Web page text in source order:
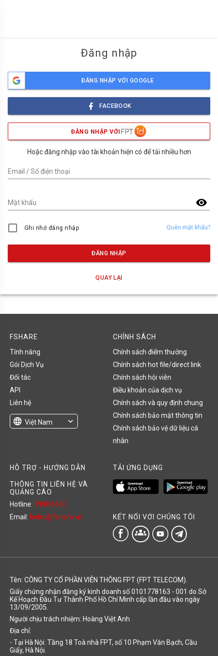
Đăng nhập
ĐĂNG NHẬP VỚI GOOGLE
FACEBOOK
ĐĂNG NHẬP VỚI
Hoặc đăng nhập vào tài khoản hiện có để tải nhiều hơn
Email / Số điện thoại
visibility
Mật khẩu
Ghi nhớ đăng nhập Quên mật khẩu?
ĐĂNG NHẬP
QUAY LẠI
FSHARE
Tính năng
Gói Dịch Vụ
Đối tác
API
Liên hệ
language Việt Nam
expand_more
CHÍNH SÁCH
Chính sách điểm thưởng
Chính sách hot file/direct link
Chính sách hội viên
Điều khoản của dịch vụ
Chính sách và quy định chung
Chính sách bảo mật thông tin
Chính sách bảo vệ dữ liệu cá
nhân
HỖ TRỢ - HƯỚNG DẪN
THÔNG TIN LIÊN HỆ VÀ
QUẢNG CÁO
Hotline: 1900 6600
Email: hotro@fshare.vn
TẢI ỨNG DỤNG
KẾT NỐI VỚI CHÚNG TÔI
groups
Tên: CÔNG TY CỔ PHẦN VIỄN THÔNG FPT (FPT TELECOM).
Giấy chứng nhận đăng ký kinh doanh số 0101778163 - 001 do Sở
Kế Hoạch Đầu Tư Thành Phố Hồ Chí Minh cấp lần đầu vào ngày
13/09/2005.
Người chịu trách nhiệm: Hoàng Việt Anh
Địa chỉ:
- Tại Hà Nội: Tầng 18 Toà nhà FPT, số 10 Phạm Văn Bạch, Cầu
Giấy, Hà Nội.